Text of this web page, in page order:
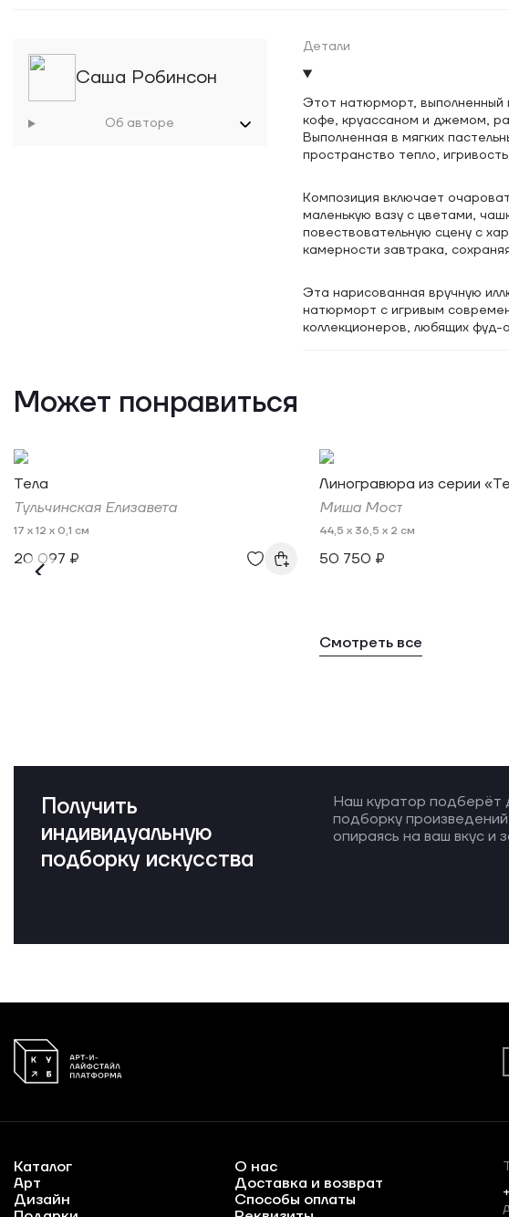
Саша Робинсон
Об авторе
Детали
Этот натюрморт, выполненный
кофе, круассаном и джемом,
Выполненная в мягких
пространство тепло,
Композиция включает
маленькую вазу с цветами,
повествовательную сцену с
камерности завтрака,
Эта нарисованная вручную
натюрморт с игривым
коллекционеров, любящих
Может понравиться
Тела
Тульчинская Елизавета
17 x 12 x 0,1 см
20 097 ₽
Линогравюра из серии
Миша Мост
44,5 x 36,5 x 2 см
50 750 ₽
Смотреть все
Получить
индивидуальную
подборку искусства
Наш куратор подберёт
подборку произведений
опираясь на ваш вкус и
Каталог
Арт
Дизайн
О нас
Доставка и возврат
Способы оплаты